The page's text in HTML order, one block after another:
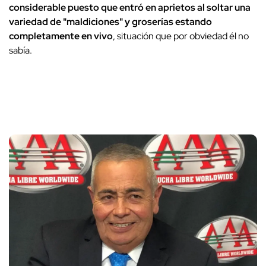
considerable puesto que entró en aprietos al soltar una
variedad de "maldiciones" y groserías estando
completamente en vivo, situación que por obviedad él no
sabía.